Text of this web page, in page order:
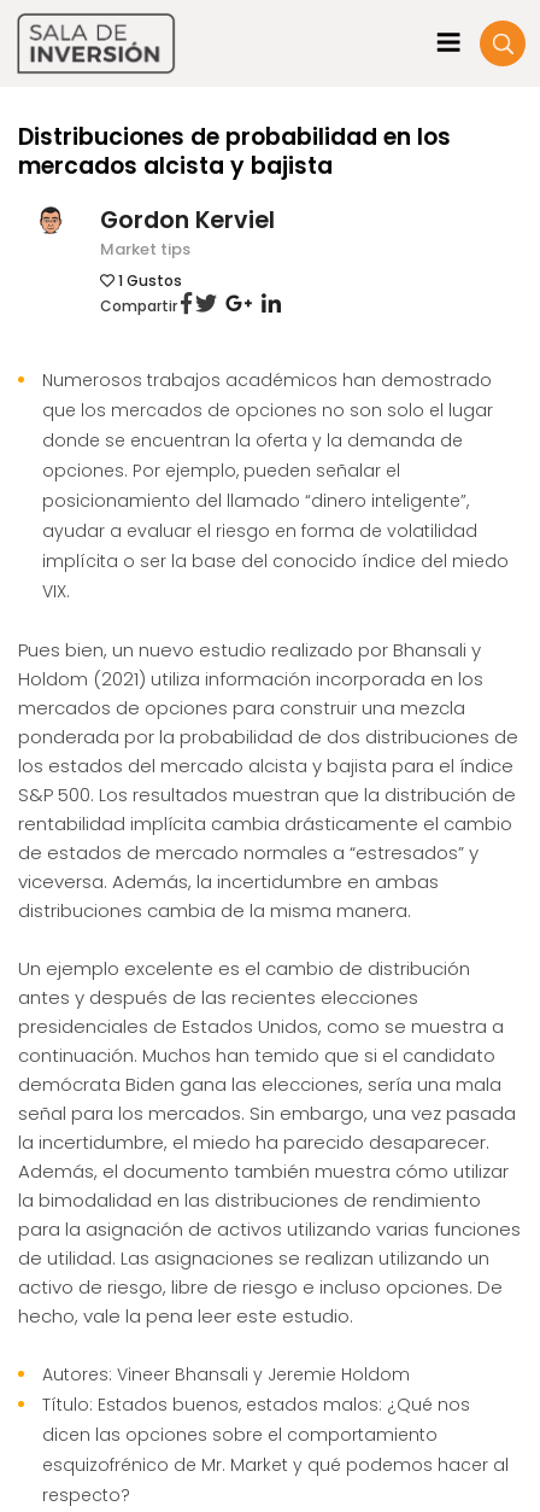
Distribuciones de probabilidad en los
mercados alcista y bajista
Gordon Kerviel
Market tips
1Gustos
Compartir
Numerosos trabajos académicos han demostrado
que los mercados de opciones no son solo el lugar
donde se encuentran la oferta y la demanda de
opciones. Por ejemplo, pueden señalar el
posicionamiento del llamado “dinero inteligente”,
ayudar a evaluar el riesgo en forma de volatilidad
implícita o ser la base del conocido índice del miedo
VIX.
Pues bien, un nuevo estudio realizado por Bhansali y
Holdom (2021) utiliza información incorporada en los
mercados de opciones para construir una mezcla
ponderada por la probabilidad de dos distribuciones de
los estados del mercado alcista y bajista para el índice
S&P 500. Los resultados muestran que la distribución de
rentabilidad implícita cambia drásticamente el cambio
de estados de mercado normales a “estresados” y
viceversa. Además, la incertidumbre en ambas
distribuciones cambia de la misma manera.
Un ejemplo excelente es el cambio de distribución
antes y después de las recientes elecciones
presidenciales de Estados Unidos, como se muestra a
continuación. Muchos han temido que si el candidato
demócrata Biden gana las elecciones, sería una mala
señal para los mercados. Sin embargo, una vez pasada
la incertidumbre, el miedo ha parecido desaparecer.
Además, el documento también muestra cómo utilizar
la bimodalidad en las distribuciones de rendimiento
para la asignación de activos utilizando varias funciones
de utilidad. Las asignaciones se realizan utilizando un
activo de riesgo, libre de riesgo e incluso opciones. De
hecho, vale la pena leer este estudio.
Autores: Vineer Bhansali y Jeremie Holdom
Título: Estados buenos, estados malos: ¿Qué nos
dicen las opciones sobre el comportamiento
esquizofrénico de Mr. Market y qué podemos hacer al
respecto?